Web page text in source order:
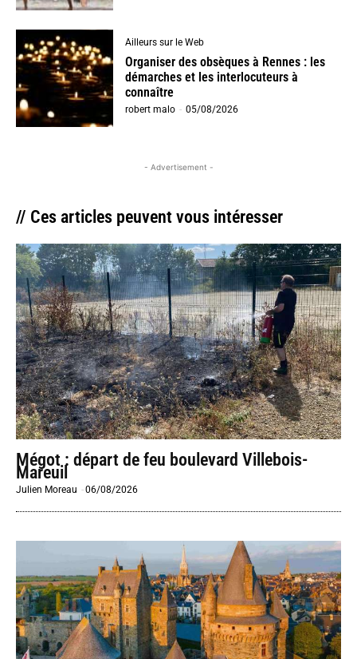
Ailleurs sur le Web
Organiser des obsèques à Rennes : les
démarches et les interlocuteurs à
connaître
robert malo - 05/08/2026
- Advertisement -
// Ces articles peuvent vous intéresser
Mégot : départ de feu boulevard Villebois-
Mareuil
Julien Moreau -06/08/2026